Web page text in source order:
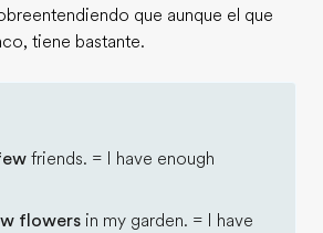
que aunque el que
tiene bastante.
friends. = I have enough
flowers in my garden. = I have